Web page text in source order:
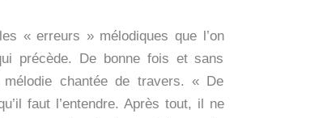
« erreurs » mélodiques que l’on
précède. De bonne fois et sans
chantée de travers. « De
faut l’entendre. Après tout, il ne